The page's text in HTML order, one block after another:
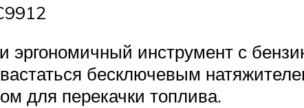
эргономичный инструмент с
бесключевым
для перекачки топлива.